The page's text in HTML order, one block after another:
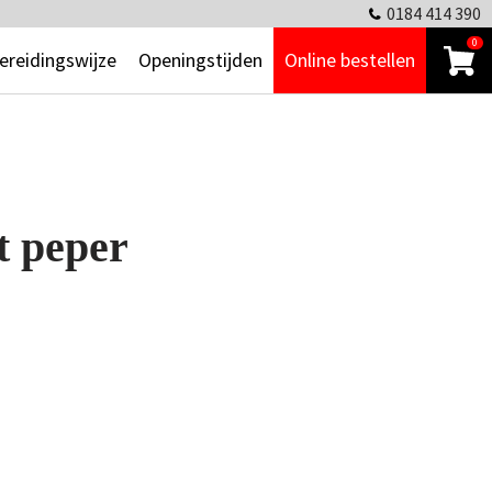
0184 414 390
Openingstijden Online bestellen
0
peper